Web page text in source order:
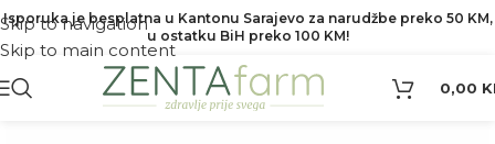
Skip to navigation
Skip to main content
Isporuka je besplatna u Kantonu Sarajevo za narudžbe preko 50 KM,
u ostatku BiH preko 100 KM!
0,00